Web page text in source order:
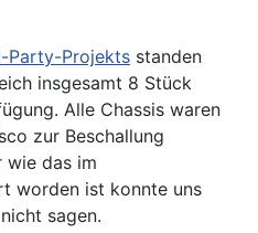
Party-Projekts standen
insgesamt 8 Stück
Alle Chassis waren
zur Beschallung
wie das im
worden ist konnte uns
sagen.